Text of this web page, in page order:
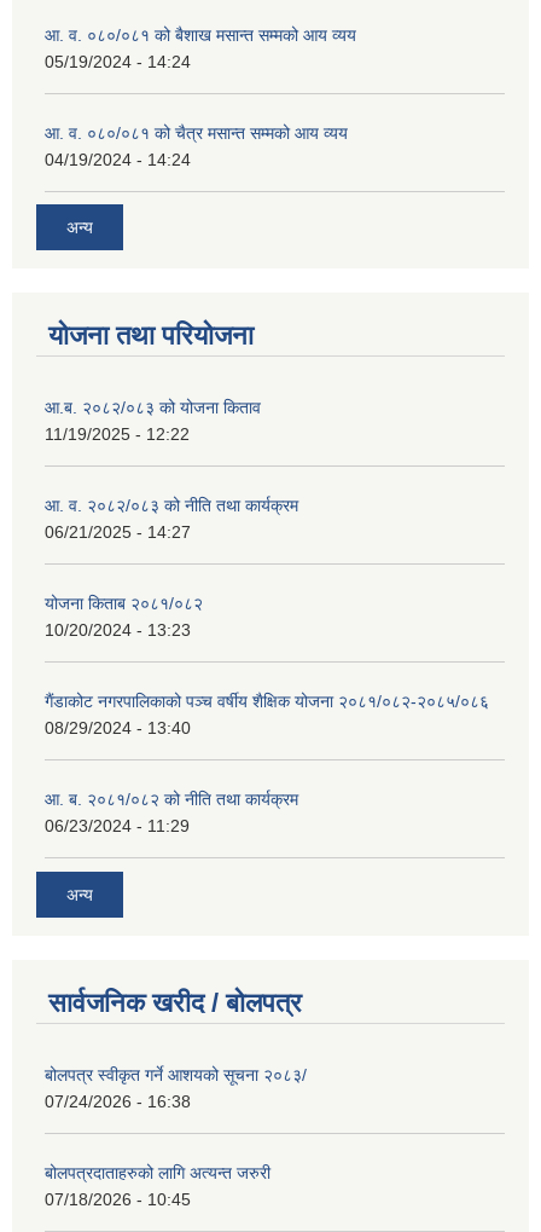
आ. व. ०८०/०८१ को बैशाख मसान्त सम्मको आय व्यय
05/19/2024 - 14:24
आ. व. ०८०/०८१ को चैत्र मसान्त सम्मको आय व्यय
04/19/2024 - 14:24
अन्य
योजना तथा परियोजना
आ.ब. २०८२/०८३ को योजना किताव
11/19/2025 - 12:22
आ. व. २०८२/०८३ को नीति तथा कार्यक्रम
06/21/2025 - 14:27
योजना किताब २०८१/०८२
10/20/2024 - 13:23
गैंडाकोट नगरपालिकाको पञ्च वर्षीय शैक्षिक योजना २०८१/०८२-२०८५/०८६
08/29/2024 - 13:40
आ. ब. २०८१/०८२ को नीति तथा कार्यक्रम
06/23/2024 - 11:29
अन्य
सार्वजनिक खरीद / बोलपत्र
बोलपत्र स्वीकृत गर्ने आशयको सूचना २०८३/
07/24/2026 - 16:38
बोलपत्रदाताहरुको लागि अत्यन्त जरुरी
07/18/2026 - 10:45